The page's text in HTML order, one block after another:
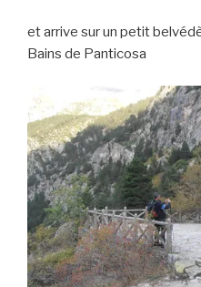
et arrive sur un petit
Bains de Panticosa